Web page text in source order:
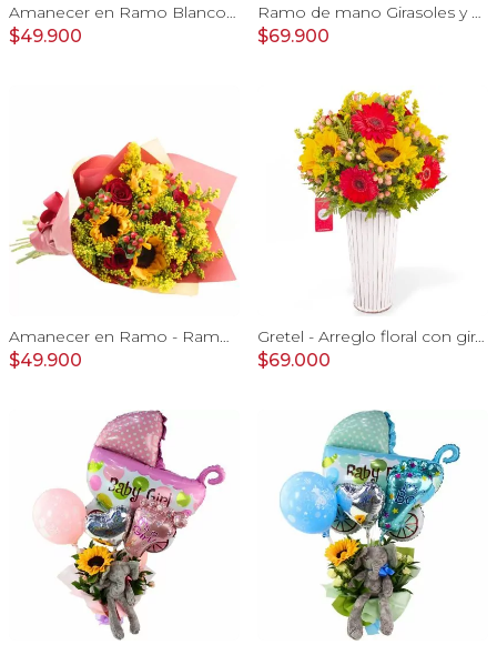
Amanecer en Ramo Blanco - Ramo con girasoles, rosas Blanco e hypericum
$49.900
Ramo de mano Girasoles y Rosas - ramo de mano con girasoles y rosas blanco
$69.900
Amanecer en Ramo - Ramo con girasoles, rosas rojo e hypericum
$49.900
Gretel - Arreglo floral con girasoles, gerberas e hypericum
$69.000